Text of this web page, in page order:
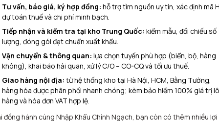
Tư vấn, báo giá, ký hợp đồng: hỗ trợ tìm nguồn uy tín, xác định mã
dự toán thuế và chi phí minh bạch.
Tiếp nhận và kiểm tra tại kho Trung Quốc: kiểm mẫu, đối chiếu số
lượng, đóng gói đạt chuẩn xuất khẩu.
Vận chuyển & thông quan: lựa chọn tuyến phù hợp (biển, bộ, hàng
không), khai báo hải quan, xử lý C/O – CO-CQ và tối ưu thuế.
Giao hàng nội địa: từ hệ thống kho tại Hà Nội, HCM, Bằng Tường,
hàng hóa được phân phối nhanh chóng; kèm bảo hiểm 100% giá trị lô
hàng và hóa đơn VAT hợp lệ.
đồng hành cùng Nhập Khẩu Chính Ngạch, bạn còn có thêm nhiều lợi